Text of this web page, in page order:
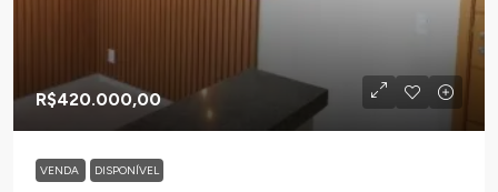
R$420.000,00
VENDA DISPONÍVEL